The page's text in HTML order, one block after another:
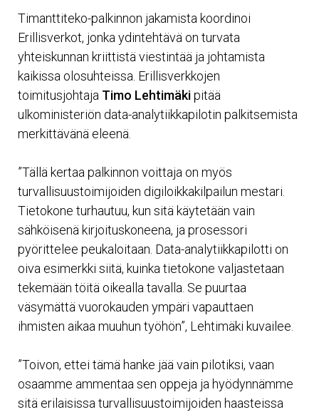
Timanttiteko-palkinnon jakamista koordinoi
Erillisverkot, jonka ydintehtävä on turvata
yhteiskunnan kriittistä viestintää ja johtamista
kaikissa olosuhteissa. Erillisverkkojen
toimitusjohtaja Timo Lehtimäkipitää
ulkoministeriön data-analytiikkapilotin palkitsemista
merkittävänä eleenä.
”Tällä kertaa palkinnon voittaja on myös
turvallisuustoimijoiden digiloikkakilpailun mestari.
Tietokone turhautuu, kun sitä käytetään vain
sähköisenä kirjoituskoneena, ja prosessori
pyörittelee peukaloitaan. Data-analytiikkapilotti on
oiva esimerkki siitä, kuinka tietokone valjastetaan
tekemään töitä oikealla tavalla. Se puurtaa
väsymättä vuorokauden ympäri vapauttaen
ihmisten aikaa muuhun työhön”, Lehtimäki kuvailee.
”Toivon, ettei tämä hanke jää vain pilotiksi, vaan
osaamme ammentaa sen oppeja ja hyödynnämme
sitä erilaisissa turvallisuustoimijoiden haasteissa